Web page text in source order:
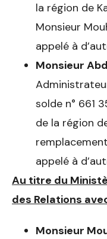
la région de
Monsieur
appelé à
Monsieur
solde n° 661
de la région
appelé à
Au titre du
des Relations
Monsieur